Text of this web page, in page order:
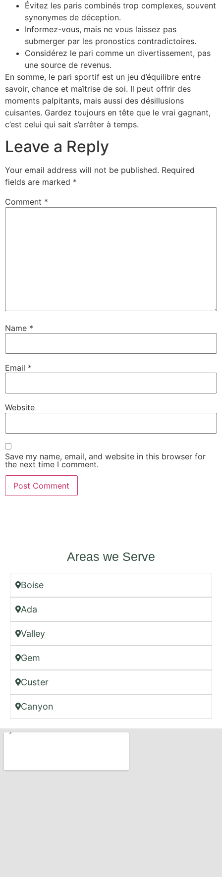
Évitez les paris combinés trop complexes, souvent
synonymes de déception.
Informez-vous, mais ne vous laissez pas
submerger par les pronostics contradictoires.
Considérez le pari comme un divertissement, pas
une source de revenus.
En somme, le pari sportif est un jeu d’équilibre entre
savoir, chance et maîtrise de soi. Il peut offrir des
moments palpitants, mais aussi des désillusions
cuisantes. Gardez toujours en tête que le vrai gagnant,
c’est celui qui sait s’arrêter à temps.
Leave a Reply
Your email address will not be published. Required
fields are marked *
Comment *
Name *
Email *
Website
Save my name, email, and website in this browser for
the next time I comment.
Areas we Serve
Boise
Ada
Valley
Gem
Custer
Canyon